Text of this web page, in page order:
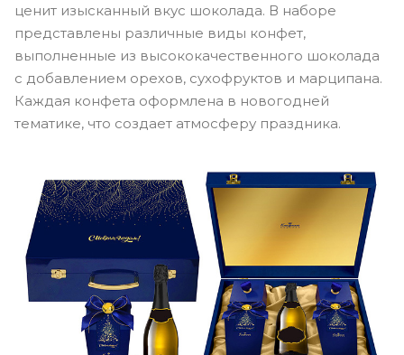
ценит изысканный вкус шоколада. В наборе
представлены различные виды конфет,
выполненные из высококачественного шоколада
с добавлением орехов, сухофруктов и марципана.
Каждая конфета оформлена в новогодней
тематике, что создает атмосферу праздника.